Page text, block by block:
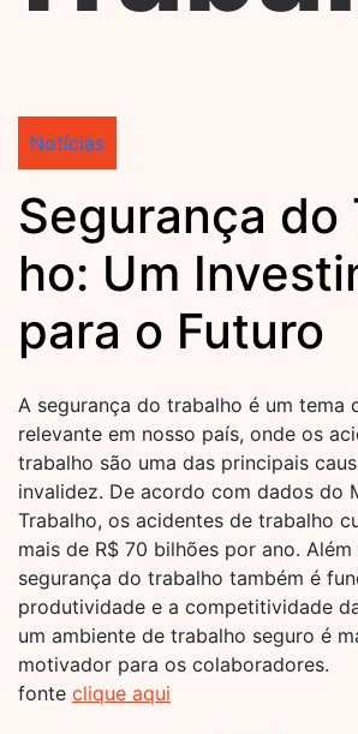
Notícias
Segurança do
ho: Um
para o Futuro
A segurança do trabalho é um tema
relevante em nosso país, onde os
trabalho são uma das principais
invalidez. De acordo com dados do
Trabalho, os acidentes de trabalho
mais de R$ 70 bilhões por ano. Além
segurança do trabalho também é
produtividade e a competitividade
um ambiente de trabalho seguro é
motivador para os colaboradores.
fonte clique aqui